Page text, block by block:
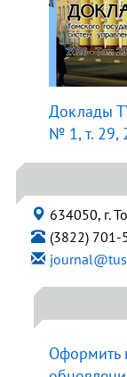
Доклады
№ 1, т. 29,
634050, г.
(3822) 701-
Оформить